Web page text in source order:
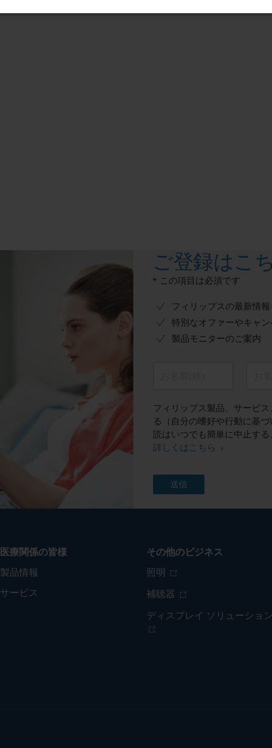
ご登録はこ
* この項目は必須です
フィリップスの最新情
特別なオファーやキャ
製品モニターのご案内
フィリップス製品、サービ
る（自分の嗜好や行動に基
読はいつでも簡単に中止する
詳しくはこちら
医療関係の皆様
製品情報
サービス
その他のビジネス
照明
補聴器
ディスプレイ ソリューション